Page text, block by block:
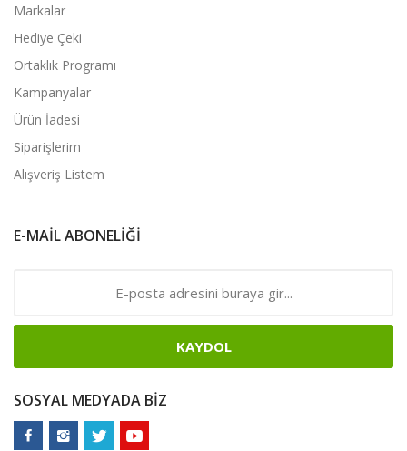
Markalar
Hediye Çeki
Ortaklık Programı
Kampanyalar
Ürün İadesi
Siparişlerim
Alışveriş Listem
E-MAIL ABONELIĞI
KAYDOL
SOSYAL MEDYADA BIZ